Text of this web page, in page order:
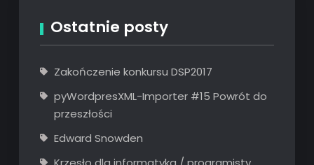
Ostatnie posty
Zakończenie konkursu DSP2017
pyWordpresXML-Importer #15 Powrót do
przeszłości
Edward Snowden